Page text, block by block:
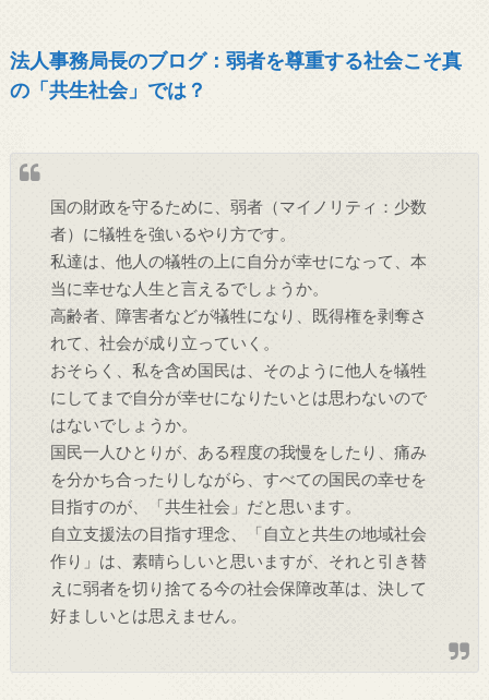
法人事務局長のブログ：弱者を尊重する社会こそ真
の「共生社会」では？
国の財政を守るために、弱者（マイノリティ：少数
者）に犠牲を強いるやり方です。
私達は、他人の犠牲の上に自分が幸せになって、本
当に幸せな人生と言えるでしょうか。
高齢者、障害者などが犠牲になり、既得権を剥奪さ
れて、社会が成り立っていく。
おそらく、私を含め国民は、そのように他人を犠牲
にしてまで自分が幸せになりたいとは思わないので
はないでしょうか。
国民一人ひとりが、ある程度の我慢をしたり、痛み
を分かち合ったりしながら、すべての国民の幸せを
目指すのが、「共生社会」だと思います。
自立支援法の目指す理念、「自立と共生の地域社会
作り」は、素晴らしいと思いますが、それと引き替
えに弱者を切り捨てる今の社会保障改革は、決して
好ましいとは思えません。